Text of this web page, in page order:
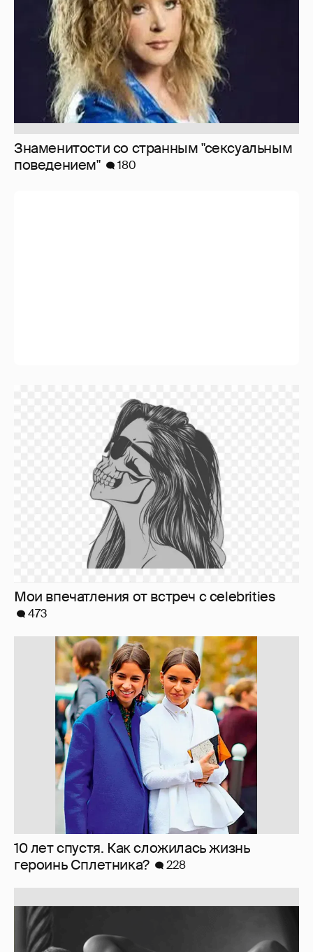
10 лет спустя. Как сложилась жизнь
героинь Сплетника?
228
Softporn 89